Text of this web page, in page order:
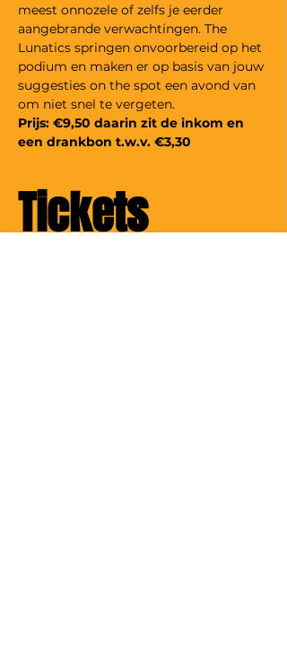
meest onnozele of zelfs je eerder
aangebrande verwachtingen. The
Lunatics springen onvoorbereid op het
podium en maken er op basis van jouw
suggesties on the spot een avond van
om niet snel te vergeten.
Prijs: €9,50 daarin zit de inkom en
een drankbon t.w.v. €3,30
Tickets